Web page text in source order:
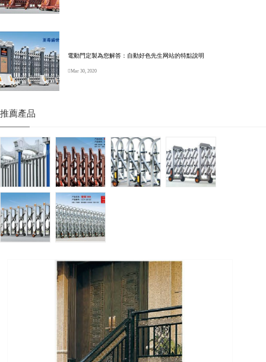
電動門定製為您解答：自動好色先生网站的特點說明
Mar 30, 2020
推薦產品